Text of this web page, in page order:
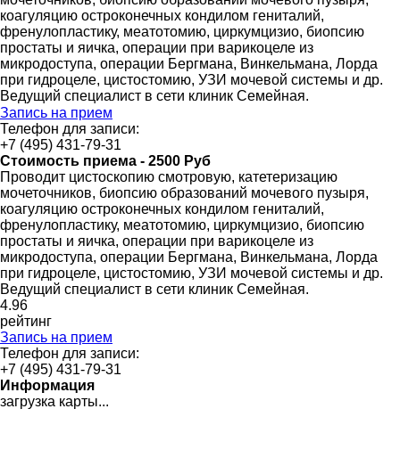
коагуляцию остроконечных кондилом гениталий,
френулопластику, меатотомию, циркумцизио, биопсию
простаты и яичка, операции при варикоцеле из
микродоступа, операции Бергмана, Винкельмана, Лорда
при гидроцеле, цистостомию, УЗИ мочевой системы и др.
Ведущий специалист в сети клиник Семейная.
Запись на прием
Телефон для записи:
+7 (495) 431-79-31
Стоимость приема - 2500 Руб
Проводит цистоскопию смотровую, катетеризацию
мочеточников, биопсию образований мочевого пузыря,
коагуляцию остроконечных кондилом гениталий,
френулопластику, меатотомию, циркумцизио, биопсию
простаты и яичка, операции при варикоцеле из
микродоступа, операции Бергмана, Винкельмана, Лорда
при гидроцеле, цистостомию, УЗИ мочевой системы и др.
Ведущий специалист в сети клиник Семейная.
4.96
рейтинг
Запись на прием
Телефон для записи:
+7 (495) 431-79-31
Информация
загрузка карты...